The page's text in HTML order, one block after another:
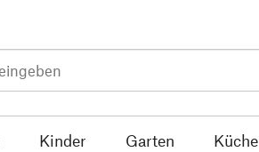
Kinder Garten Küche